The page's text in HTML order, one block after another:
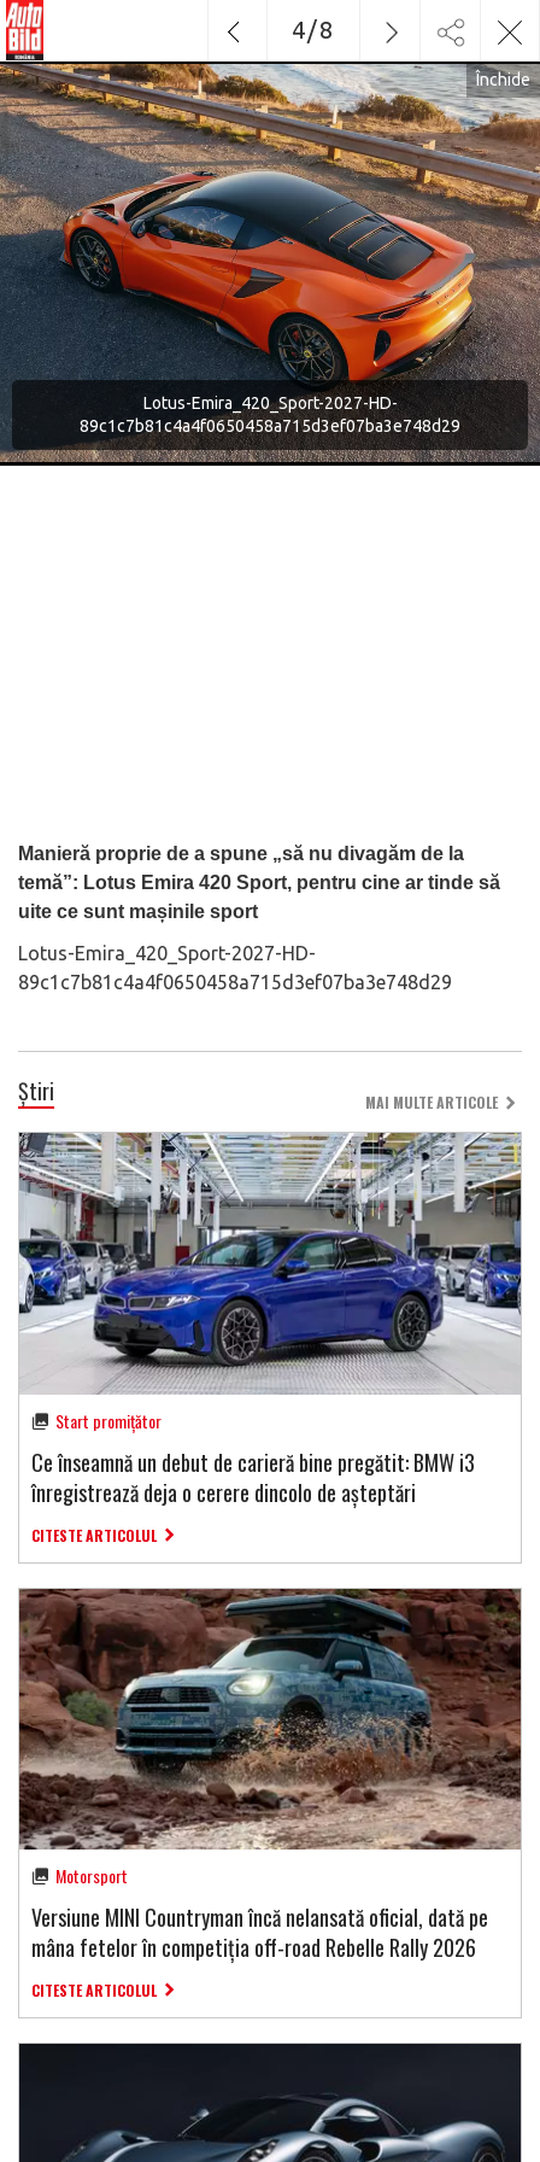
Lotus-Emira_420_Sport-2027-HD-
89c1c7b81c4a4f0650458a715d3ef07ba3e748d29
Manieră proprie de a spune „să nu divagăm de la
temă”: Lotus Emira 420 Sport, pentru cine ar tinde să
uite ce sunt mașinile sport
Lotus-Emira_420_Sport-2027-HD-
89c1c7b81c4a4f0650458a715d3ef07ba3e748d29
Închide
4/8
Știri MAI MULTE ARTICOLE
Start promițător
Ce înseamnă un debut de carieră bine pregătit: BMW i3
înregistrează deja o cerere dincolo de așteptări
CITESTE ARTICOLUL
Motorsport
Versiune MINI Countryman încă nelansată oficial, dată pe
mâna fetelor în competiția off-road Rebelle Rally 2026
CITESTE ARTICOLUL